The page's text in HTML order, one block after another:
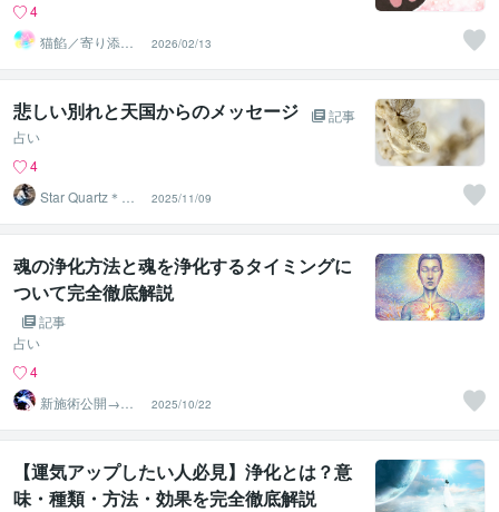
4
猫餡／寄り添う
守護霊さんから
のメッセージ
2026/02/13
悲しい別れと天国からのメッセージ
記事
占い
4
Star Quartz＊ス
タークォーツ
2025/11/09
魂の浄化方法と魂を浄化するタイミングに
ついて完全徹底解説
記事
占い
4
新施術公開→≪
相手意識強制変
化≫◆星桜龍
2025/10/22
【運気アップしたい人必見】浄化とは？意
味・種類・方法・効果を完全徹底解説